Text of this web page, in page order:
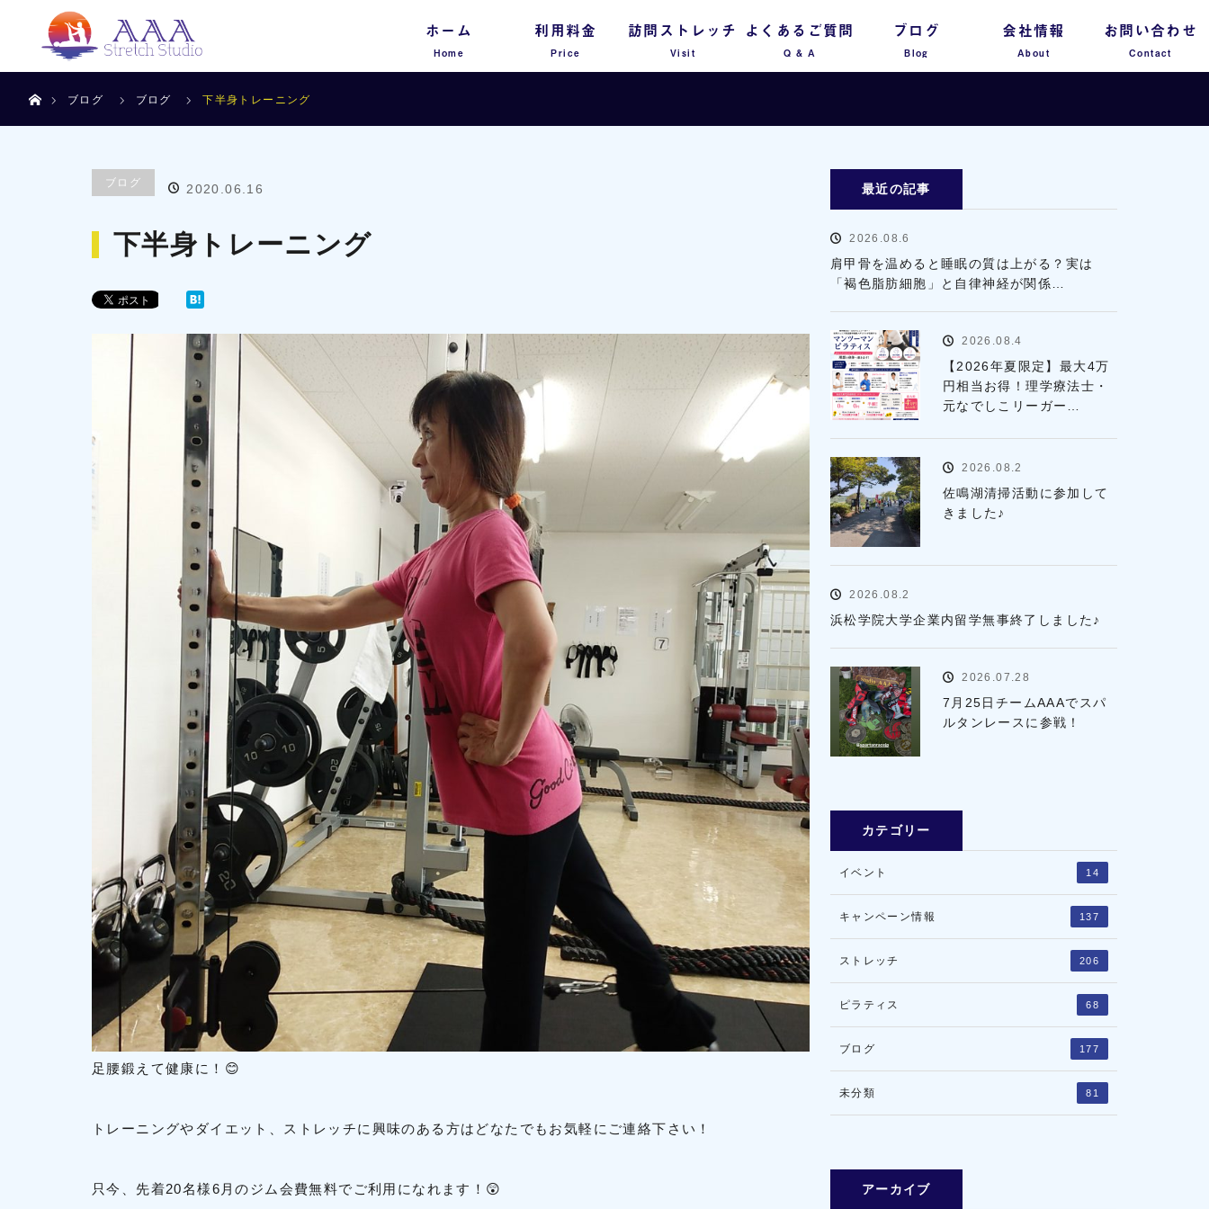
ホーム
Home
利用料金
Price
訪問ストレッチ
Visit
よくあるご質問
Q & A
ブログ
Blog
会社情報
About
お問い合わせ
Contact
ブログ
ブログ 下半身トレーニング
ブログ 2020.06.16
下半身トレーニング
足腰鍛えて健康に！😊
トレーニングやダイエット、ストレッチに興味のある方はどなたでもお気軽にご連絡下さい！
只今、先着20名様6月のジム会費無料でご利用になれます！😲
最近の記事
2026.08.6
肩甲骨を温めると睡眠の質は上がる？実は
「褐色脂肪細胞」と自律神経が関係…
2026.08.4
【2026年夏限定】最大4万
円相当お得！理学療法士・
元なでしこリーガー…
2026.08.2
佐鳴湖清掃活動に参加して
きました♪
2026.08.2
浜松学院大学企業内留学無事終了しました♪
2026.07.28
7月25日チームAAAでスパ
ルタンレースに参戦！
カテゴリー
イベント 14
キャンペーン情報 137
ストレッチ 206
ピラティス 68
ブログ 177
未分類 81
アーカイブ